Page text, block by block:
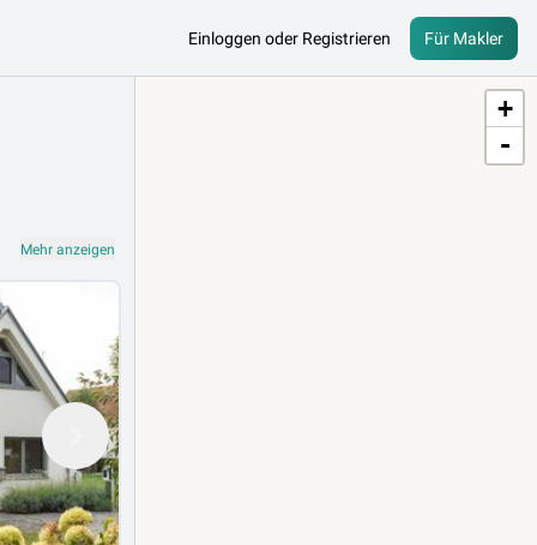
Einloggen oder Registrieren Für Makler
Mehr anzeigen
+
-